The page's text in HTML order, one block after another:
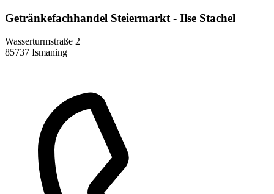
Getränkefachhandel Steiermarkt - Ilse Stachel
Wasserturmstraße 2
85737 Ismaning